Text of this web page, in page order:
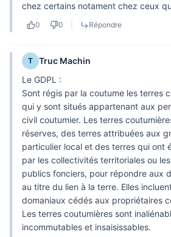
chez certains notament chez ceux
0 0 Répondre
T Truc Machin
Le GDPL :
Sont régis par la coutume les terres
qui y sont situés appartenant aux
civil coutumier. Les terres
réserves, des terres attribuées aux
particulier local et des terres qui ont
par les collectivités territoriales ou
publics fonciers, pour répondre aux
au titre du lien à la terre. Elles
domaniaux cédés aux propriétaires
Les terres coutumières sont
incommutables et insaisissables.